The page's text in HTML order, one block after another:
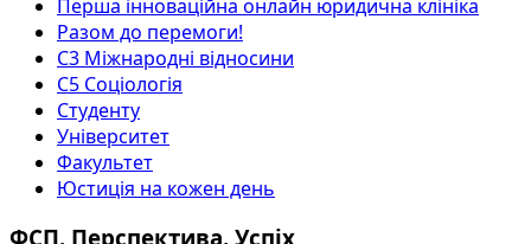
Перша інноваційна онлайн юридична клініка
Разом до перемоги!
С3 Міжнародні відносини
С5 Соціологія
Студенту
Університет
Факультет
Юстиція на кожен день
ФСП. Перспектива. Успіх